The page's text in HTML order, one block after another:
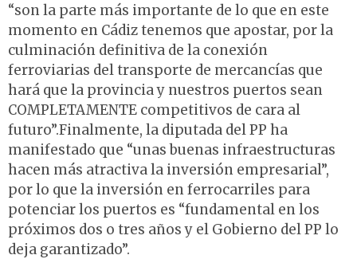
“son la parte más importante de lo que en este
momento en Cádiz tenemos que apostar, por la
culminación definitiva de la conexión
ferroviarias del transporte de mercancías que
hará que la provincia y nuestros puertos sean
COMPLETAMENTE competitivos de cara al
futuro”.Finalmente, la diputada del PP ha
manifestado que “unas buenas infraestructuras
hacen más atractiva la inversión empresarial”,
por lo que la inversión en ferrocarriles para
potenciar los puertos es “fundamental en los
próximos dos o tres años y el Gobierno del PP lo
deja garantizado”.